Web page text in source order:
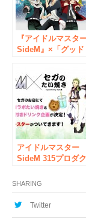
2017年9月15日
（金）～2018年1月
28日（日）
『アイドルマスタ
SideM』×「グッド
6月1日より、秋葉
にてコラボ開始!
アイドルマスター
SideM 315プロダク
キャンペーン企画
『セガ限定 SideM
焼き＆ドリンク実施
SHARING
Twitter